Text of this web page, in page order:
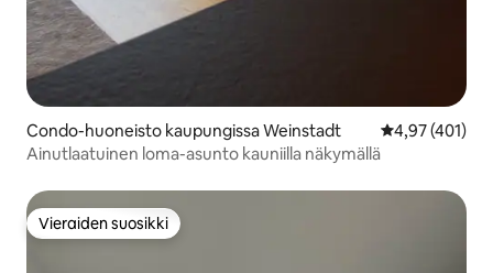
Condo-huoneisto kaupungissa Weinstadt
4,97 (401)
Ainutlaatuinen loma-asunto kauniilla näkymällä
Vieraiden suosikki
Vieraiden suosikki